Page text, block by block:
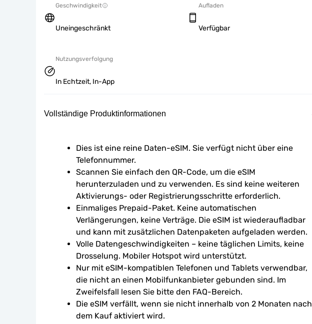
Geschwindigkeit
Uneingeschränkt
Aufladen
Verfügbar
Nutzungsverfolgung
In Echtzeit, In-App
Vollständige Produktinformationen
Dies ist eine reine Daten-eSIM. Sie verfügt nicht über eine
Telefonnummer.
Scannen Sie einfach den QR-Code, um die eSIM
herunterzuladen und zu verwenden. Es sind keine weiteren
Aktivierungs- oder Registrierungsschritte erforderlich.
Einmaliges Prepaid-Paket. Keine automatischen
Verlängerungen, keine Verträge. Die eSIM ist wiederaufladbar
und kann mit zusätzlichen Datenpaketen aufgeladen werden.
Volle Datengeschwindigkeiten – keine täglichen Limits, keine
Drosselung. Mobiler Hotspot wird unterstützt.
Nur mit eSIM-kompatiblen Telefonen und Tablets verwendbar,
die nicht an einen Mobilfunkanbieter gebunden sind. Im
Zweifelsfall lesen Sie bitte den FAQ-Bereich.
Die eSIM verfällt, wenn sie nicht innerhalb von 2 Monaten nach
dem Kauf aktiviert wird.